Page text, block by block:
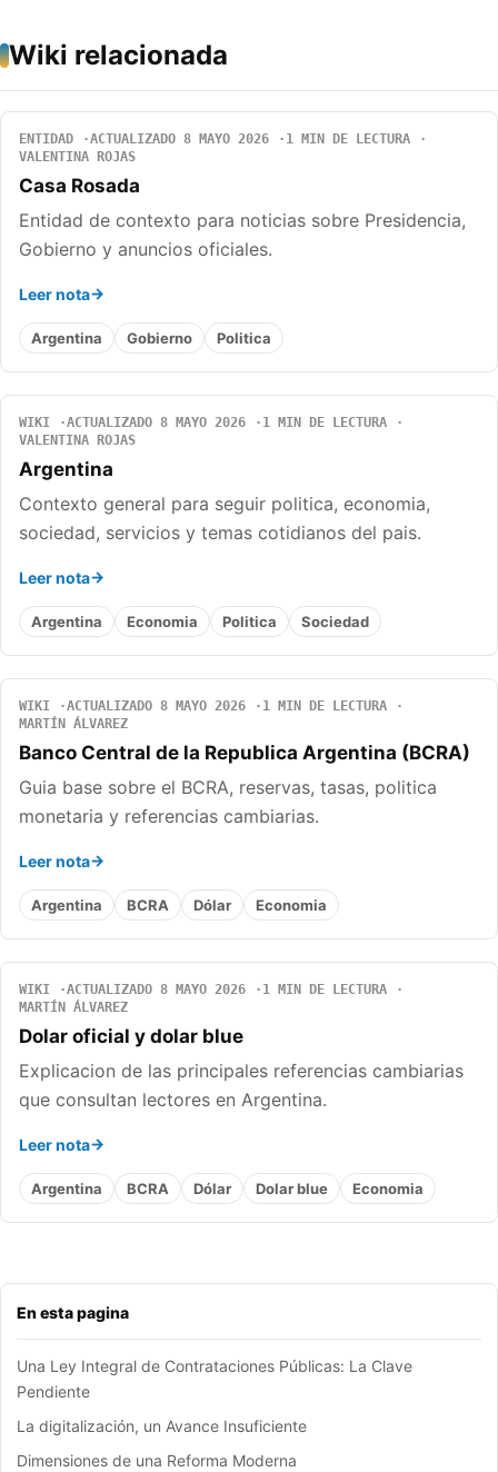
En esta pagina
Una Ley Integral de Contrataciones Públicas: La Clave
Pendiente
La digitalización, un Avance Insuficiente
Dimensiones de una Reforma Moderna
Wiki relacionada
ENTIDAD ACTUALIZADO 8 MAYO 2026
1 MIN DE LECTURA
VALENTINA ROJAS
Casa Rosada
Entidad de contexto para noticias sobre Presidencia,
Gobierno y anuncios oficiales.
Leer nota
Argentina Gobierno Politica
WIKI ACTUALIZADO 8 MAYO 2026
1 MIN DE LECTURA
VALENTINA ROJAS
Argentina
Contexto general para seguir politica, economia,
sociedad, servicios y temas cotidianos del pais.
Leer nota
Argentina Economia Politica Sociedad
WIKI ACTUALIZADO 8 MAYO 2026
1 MIN DE LECTURA
MARTÍN ÁLVAREZ
Banco Central de la Republica Argentina (BCRA)
Guia base sobre el BCRA, reservas, tasas, politica
monetaria y referencias cambiarias.
Leer nota
Argentina BCRA Dólar Economia
WIKI ACTUALIZADO 8 MAYO 2026
1 MIN DE LECTURA
MARTÍN ÁLVAREZ
Dolar oficial y dolar blue
Explicacion de las principales referencias cambiarias
que consultan lectores en Argentina.
Leer nota
Argentina BCRA Dólar Dolar blue Economia